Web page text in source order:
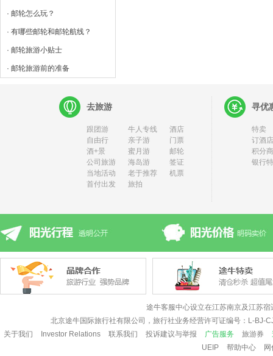
· 邮轮怎么玩？
· 有哪些邮轮和邮轮航线？
· 邮轮旅游小贴士
· 邮轮旅游前的准备
去旅游
跟团游 牛人专线
酒店
自由行
亲子游
门票
酒+景
蜜月游
邮轮
公司旅游
海岛游
签证
当地活动
老于推荐
机票
首付出发
旅拍
寻优
特卖
订酒
积分
银行
途牛客服中心设立在江苏南京及江苏
北京途牛国际旅行社有限公司，旅行社业务经营许可证编号：L-
关于我们
Investor Relations 联系我们 投诉建议与举报 广告服务 旅游券
UEIP
帮助中心